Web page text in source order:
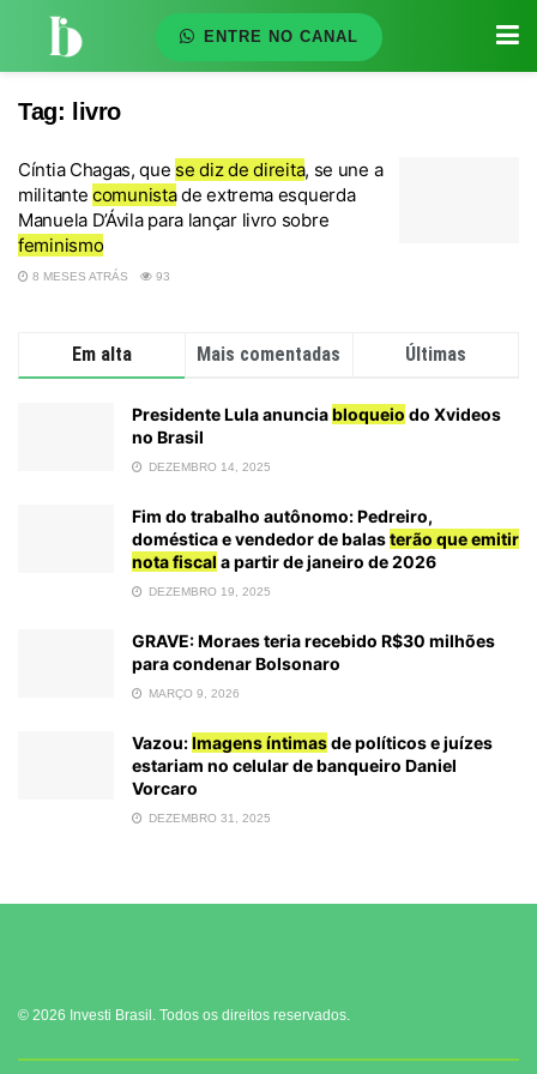
ENTRE NO CANAL
Tag: livro
Cíntia Chagas, que se diz de direita, se une a
militantecomunistade extrema esquerda
Manuela D’Ávila para lançar livro sobre
feminismo
8 MESES ATRÁS 93
Em alta Mais comentadas Últimas
Presidente Lula anunciabloqueio do Xvideos
no Brasil
DEZEMBRO 14, 2025
Fim do trabalho autônomo: Pedreiro,
doméstica e vendedor de balasterão que emitir
nota fiscal a partir de janeiro de 2026
DEZEMBRO 19, 2025
GRAVE: Moraes teria recebido R$30 milhões
para condenar Bolsonaro
MARÇO 9, 2026
Vazou:Imagens íntimasde políticos e juízes
estariam no celular de banqueiro Daniel
Vorcaro
DEZEMBRO 31, 2025
© 2026 Investi Brasil. Todos os direitos reservados.